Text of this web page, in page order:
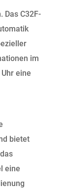
Das C32F-
im
eine
bietet
eine